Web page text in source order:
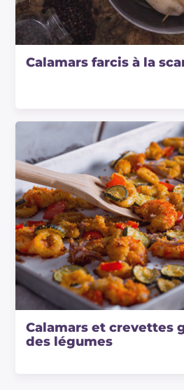
Calamars farcis à la
Calamars et crevettes
des légumes